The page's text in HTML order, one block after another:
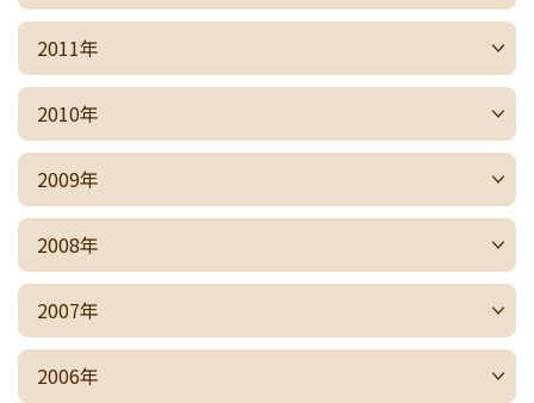
2011年
2010年
2009年
2008年
2007年
2006年